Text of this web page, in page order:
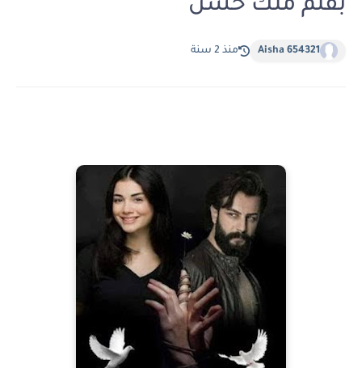
بقلم ملك حسن
Aisha 654321 منذ 2 سنة